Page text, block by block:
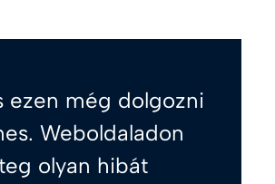
ezen még dolgozni
Weboldaladon
olyan hibát